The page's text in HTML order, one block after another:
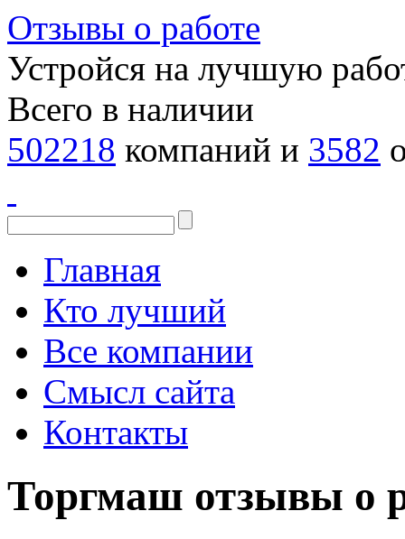
Отзывы о работе
Устройся на лучшую
Всего в наличии
502218 компаний и 3582
Главная
Кто лучший
Все компании
Смысл сайта
Контакты
Торгмаш отзывы о